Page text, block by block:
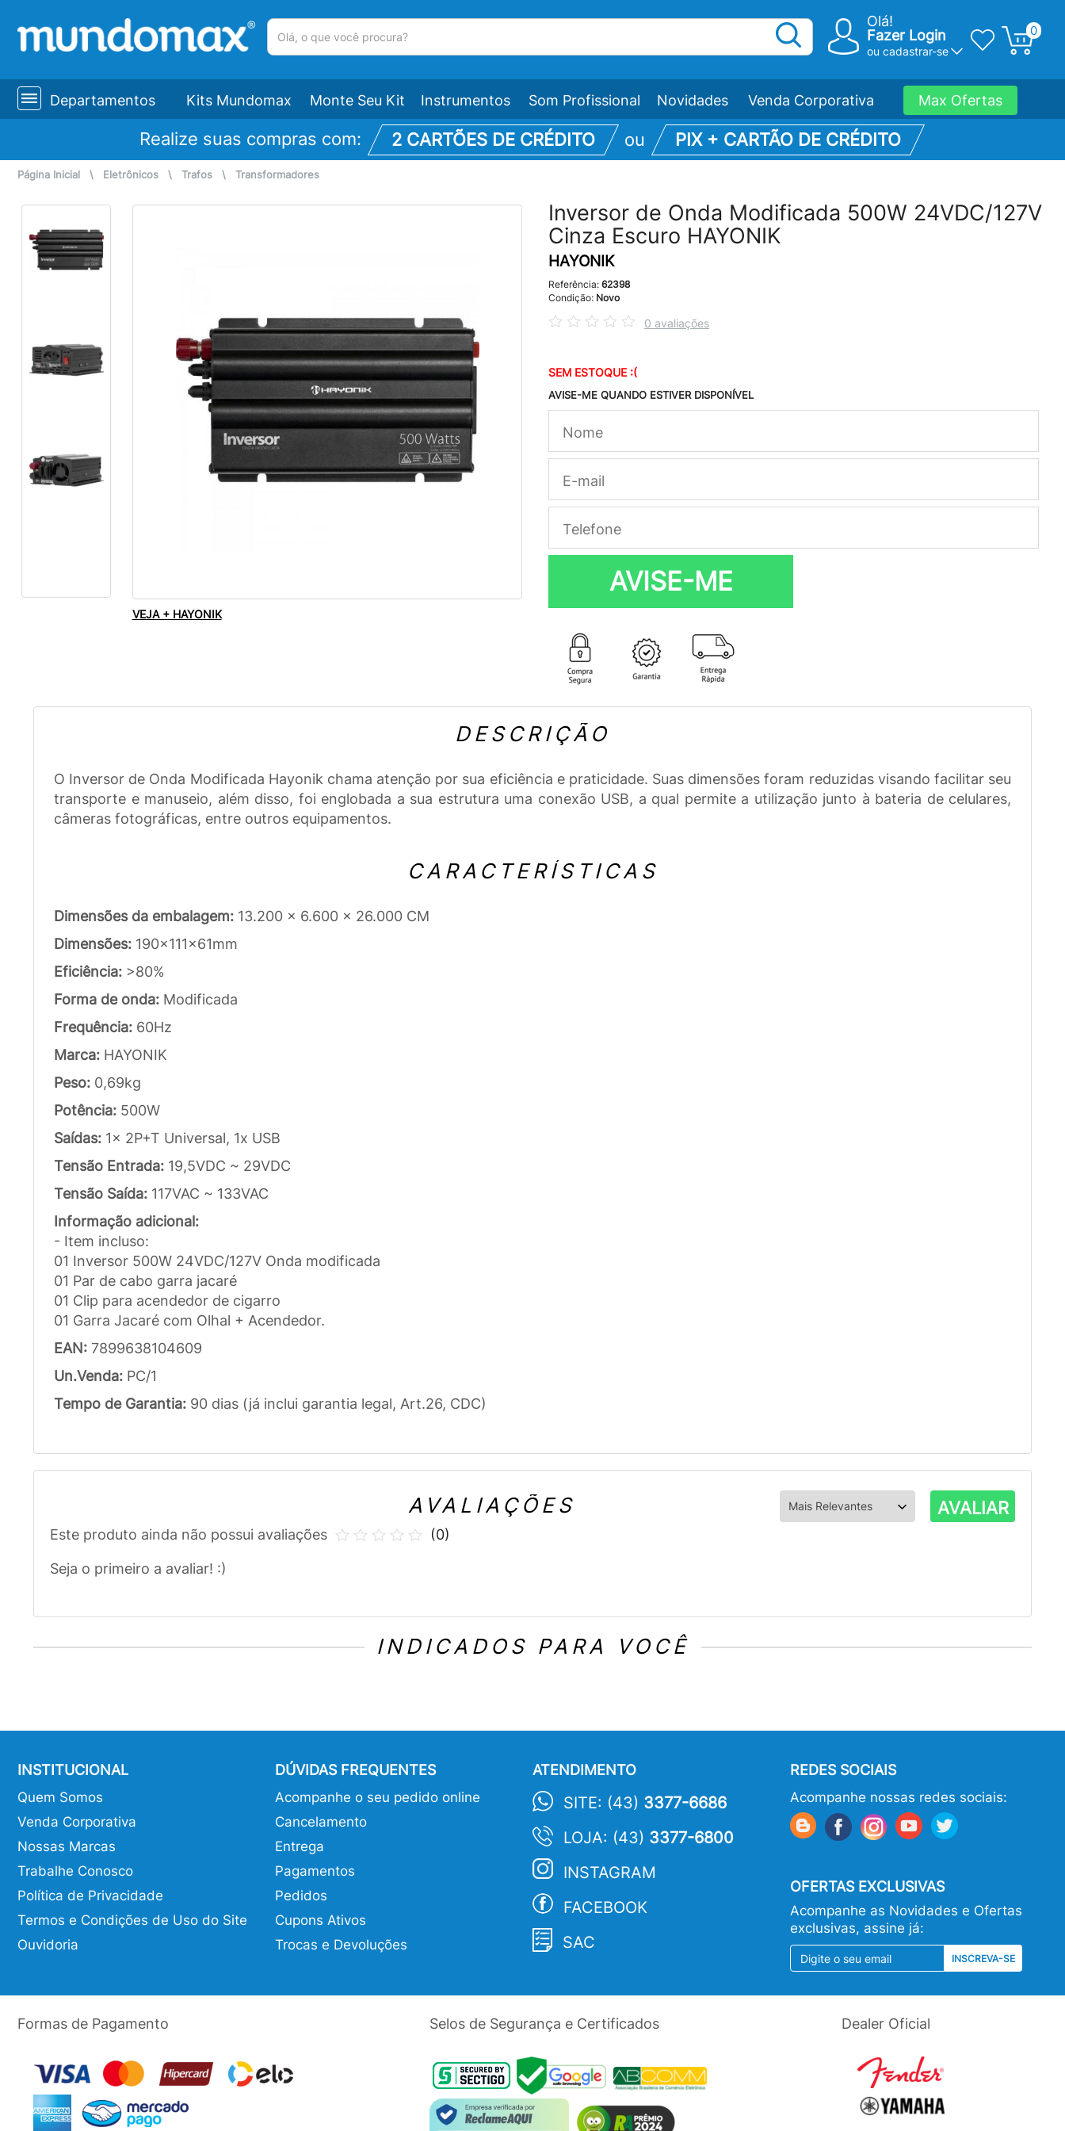
Olá!
Fazer Login
ou cadastrar-se
0
Departamentos Kits Mundomax Monte Seu Kit Instrumentos Som Profissional Novidades Venda Corporativa Max Ofertas
Realize suas compras com: 2 CARTÕES DE CRÉDITO ou PIX + CARTÃO DE CRÉDITO
Página Inicial \ Eletrônicos \ Trafos \ Transformadores
VEJA + HAYONIK
Inversor de Onda Modificada 500W 24VDC/127V
Cinza Escuro HAYONIK
HAYONIK
Referência: 62398
Condição: Novo
0 avaliações
SEM ESTOQUE :(
AVISE-ME QUANDO ESTIVER DISPONÍVEL
AVISE-ME
DESCRIÇÃO
O Inversor de Onda Modificada Hayonik chama atenção por sua eficiência e praticidade. Suas dimensões foram reduzidas visando facilitar seu
transporte e manuseio, além disso, foi englobada a sua estrutura uma conexão USB, a qual permite a utilização junto à bateria de celulares,
câmeras fotográficas, entre outros equipamentos.
CARACTERÍSTICAS
Dimensões da embalagem: 13.200 x 6.600 x 26.000 CM
Dimensões: 190x111x61mm
Eficiência: >80%
Forma de onda: Modificada
Frequência: 60Hz
Marca: HAYONIK
Peso: 0,69kg
Potência: 500W
Saídas: 1x 2P+T Universal, 1x USB
Tensão Entrada: 19,5VDC ~ 29VDC
Tensão Saída: 117VAC ~ 133VAC
Informação adicional:
- Item incluso:
01 Inversor 500W 24VDC/127V Onda modificada
01 Par de cabo garra jacaré
01 Clip para acendedor de cigarro
01 Garra Jacaré com Olhal + Acendedor.
EAN: 7899638104609
Un.Venda: PC/1
Tempo de Garantia: 90 dias (já inclui garantia legal, Art.26, CDC)
AVALIAÇÕES AVALIAR
Este produto ainda não possui avaliações
Seja o primeiro a avaliar! :)
(0)
INDICADOS PARA VOCÊ
INSTITUCIONAL
Quem Somos
Venda Corporativa
Nossas Marcas
Trabalhe Conosco
Política de Privacidade
Termos e Condições de Uso do Site
Ouvidoria
DÚVIDAS FREQUENTES
Acompanhe o seu pedido online
Cancelamento
Entrega
Pagamentos
Pedidos
Cupons Ativos
Trocas e Devoluções
ATENDIMENTO
SITE: (43) 3377-6686
LOJA: (43) 3377-6800
INSTAGRAM
FACEBOOK
SAC
REDES SOCIAIS
Acompanhe nossas redes sociais:
OFERTAS EXCLUSIVAS
Acompanhe as Novidades e Ofertas
exclusivas, assine já:
INSCREVA-SE
Formas de Pagamento Selos de Segurança e Certificados Dealer Oficial